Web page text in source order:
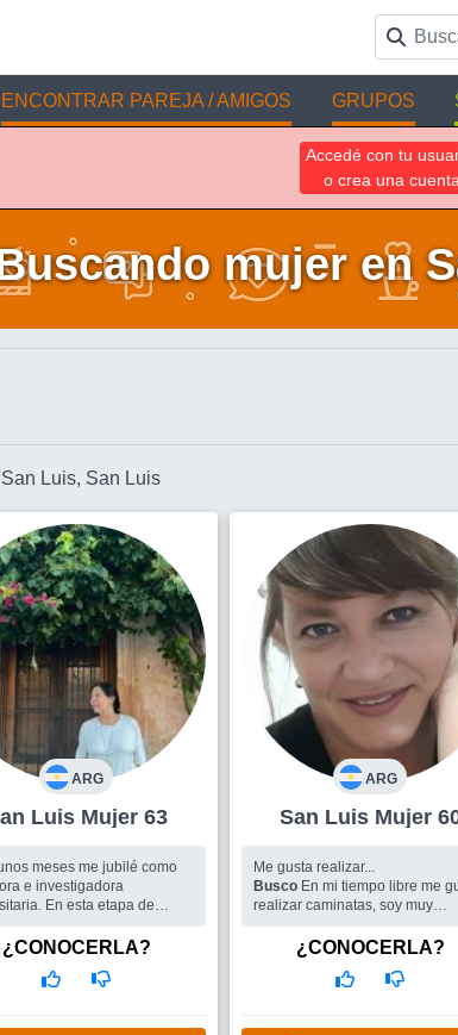
ENCONTRAR PAREJA / AMIGOS GRUPOS
Accedé con tu
o crea una
mujer en
Luis, San Luis
ARG
San Luis Mujer 63
jubilé como
e investigadora
En esta etapa de
seguir aprendiendo,
a finalizar y analizando
ini...
¿CONOCERLA?
ARG
San Luis Mujer
Me gusta realizar...
Busco En mi tiempo libre me
realizar caminatas, soy muy
divertidos me gusta charlar
,bailar y hacer deportes.
¿CONOCERLA?